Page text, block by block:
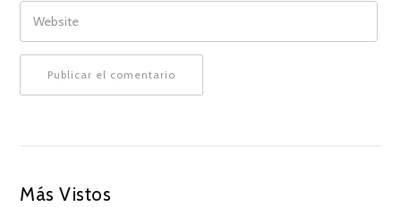
WEBSITE
Más Vistos